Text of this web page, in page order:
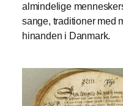
almindelige
sange, traditioner med
hinanden i Danmark.